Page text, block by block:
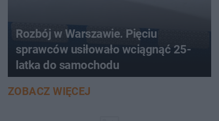
Rozbój w Warszawie. Pięciu
sprawców usiłowało wciągnąć 25-
latka do samochodu
ZOBACZ WIĘCEJ